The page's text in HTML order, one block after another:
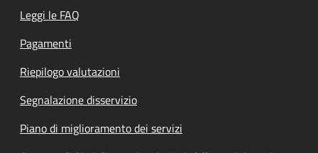
Leggi le FAQ
Pagamenti
Riepilogo valutazioni
Segnalazione disservizio
Piano di miglioramento dei servizi